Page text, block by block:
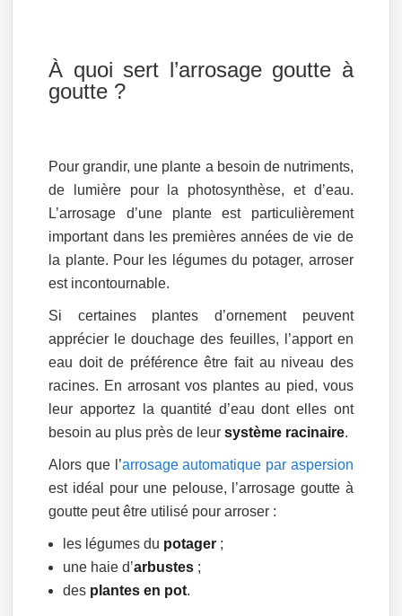
À quoi sert l’arrosage goutte à
goutte ?
Pour grandir, une plante a besoin de nutriments,
de lumière pour la photosynthèse, et d’eau.
L’arrosage d’une plante est particulièrement
important dans les premières années de vie de
la plante. Pour les légumes du potager, arroser
est incontournable.
Si certaines plantes d’ornement peuvent
apprécier le douchage des feuilles, l’apport en
eau doit de préférence être fait au niveau des
racines. En arrosant vos plantes au pied, vous
leur apportez la quantité d’eau dont elles ont
besoin au plus près de leursystème racinaire.
Alors que l’arrosage automatique par aspersion
est idéal pour une pelouse, l’arrosage goutte à
goutte peut être utilisé pour arroser :
les légumes du potager ;
une haie d’arbustes ;
des plantes en pot.